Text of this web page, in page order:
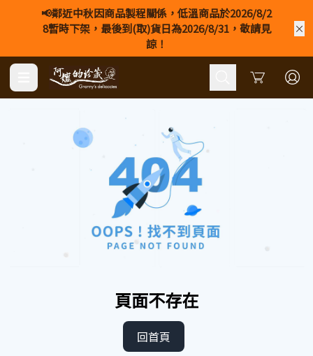
📢鄰近中秋因商品製程關係，低溫商品於2026/8/2
8暫時下架，最後到(取)貨日為2026/8/31，敬請見
諒！
Cart
頁面不存在
回首頁